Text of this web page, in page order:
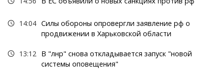
14:04 Силы обороны опровергли заявление рф о
продвижении в Харьковской области
13:12
В "лнр" снова откладывается запуск "новой
системы оповещения"